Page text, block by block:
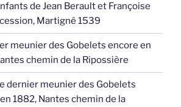
de Jean Berault et Françoise
Martigné 1539
meunier des Gobelets encore en
chemin de la Ripossière
dernier meunier des Gobelets
1882, Nantes chemin de la